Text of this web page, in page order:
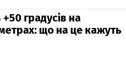
градусів на
що на це кажуть